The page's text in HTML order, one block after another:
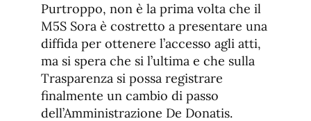
Purtroppo, non è la prima volta che il
M5S Sora è costretto a presentare una
diffida per ottenere l’accesso agli atti,
ma si spera che si l’ultima e che sulla
Trasparenza si possa registrare
finalmente un cambio di passo
dell’Amministrazione De Donatis.